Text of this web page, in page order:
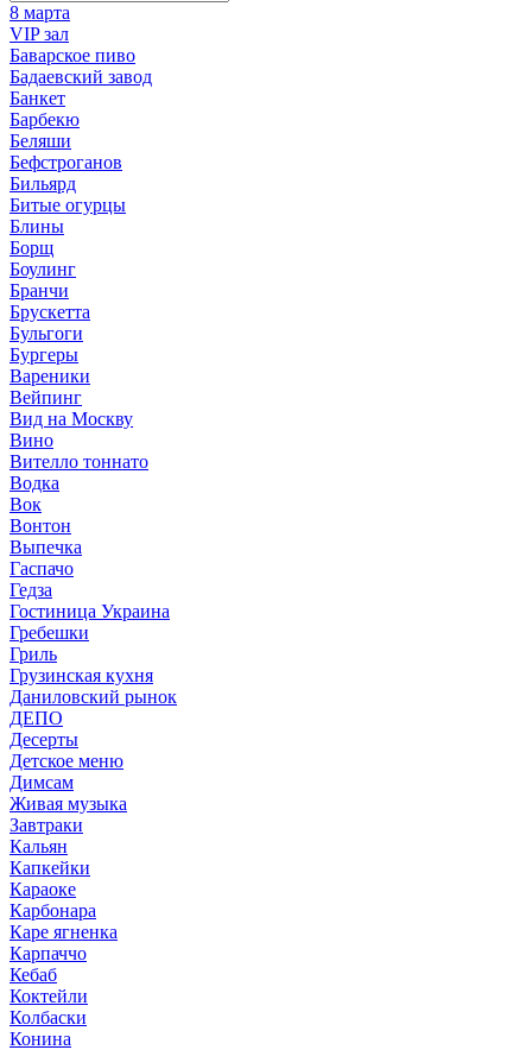
8 марта
VIP зал
Баварское пиво
Бадаевский завод
Банкет
Барбекю
Беляши
Бефстроганов
Бильярд
Битые огурцы
Блины
Борщ
Боулинг
Бранчи
Брускетта
Бульгоги
Бургеры
Вареники
Вейпинг
Вид на Москву
Вино
Вителло тоннато
Водка
Вок
Вонтон
Выпечка
Гаспачо
Гедза
Гостиница Украина
Гребешки
Гриль
Грузинская кухня
Даниловский рынок
ДЕПО
Десерты
Детское меню
Димсам
Живая музыка
Завтраки
Кальян
Капкейки
Караоке
Карбонара
Каре ягненка
Карпаччо
Кебаб
Коктейли
Колбаски
Конина